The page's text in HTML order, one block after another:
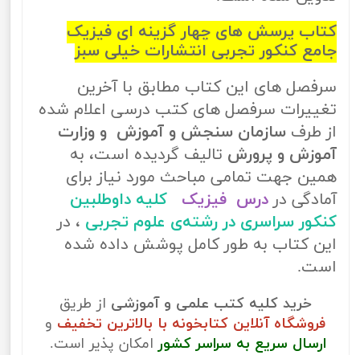
کتاب پرسش های چهار گزینه ای فیزیک
جامع کنکور تجربی انتشارات خیلی سبز
سرفصل های این کتاب مطابق با آخرین
تغییرات سرفصل های کتب درسی اعلام شده
از طرف سازمان سنجش و آموزش و وزارت
آموزش و پرورش تالیف گردیده است، به
همین جهت تمامی مباحث مورد نیاز برای
آمادگی در درس فیزیک
کلیه داوطلبین
کنکور سراسری در رشته‌ی علوم تجربی ، در
این کتاب به طور کامل پوشش داده شده
است.
خرید کلیه کتب علمی و آموزشی از طریق
فروشگاه آنلاین کتابخونه با بالاترین تخفیف و
ارسال سریع به سراسر کشور امکان پذیر است.